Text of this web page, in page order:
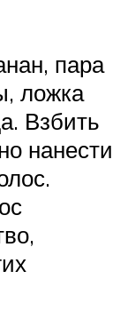
пара
ложка
Взбить
нанести